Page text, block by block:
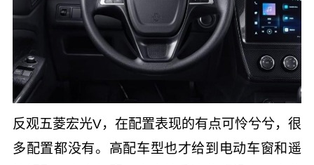
反观五菱宏光V，在配置表现的有点可怜兮兮，很
多配置都没有。高配车型也才给到电动车窗和遥